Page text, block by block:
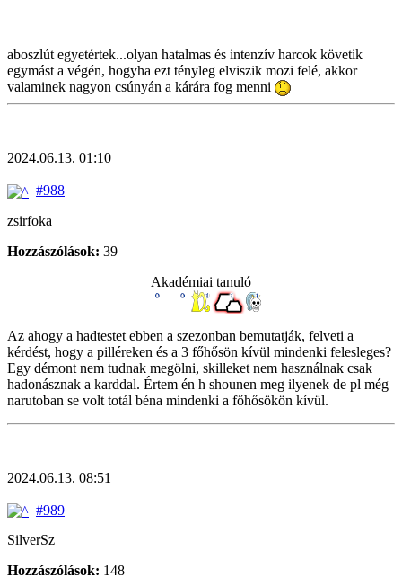
aboszlút egyetértek...olyan hatalmas és intenzív harcok követik
egymást a végén, hogyha ezt tényleg elviszik mozi felé, akkor
valaminek nagyon csúnyán a kárára fog menni
2024.06.13. 01:10
#988
zsirfoka
Hozzászólások: 39
Akadémiai tanuló
Az ahogy a hadtestet ebben a szezonban bemutatják, felveti a
kérdést, hogy a pilléreken és a 3 főhősön kívül mindenki felesleges?
Egy démont nem tudnak megölni, skilleket nem használnak csak
hadonásznak a karddal. Értem én h shounen meg ilyenek de pl még
narutoban se volt totál béna mindenki a főhősökön kívül.
2024.06.13. 08:51
#989
SilverSz
Hozzászólások: 148